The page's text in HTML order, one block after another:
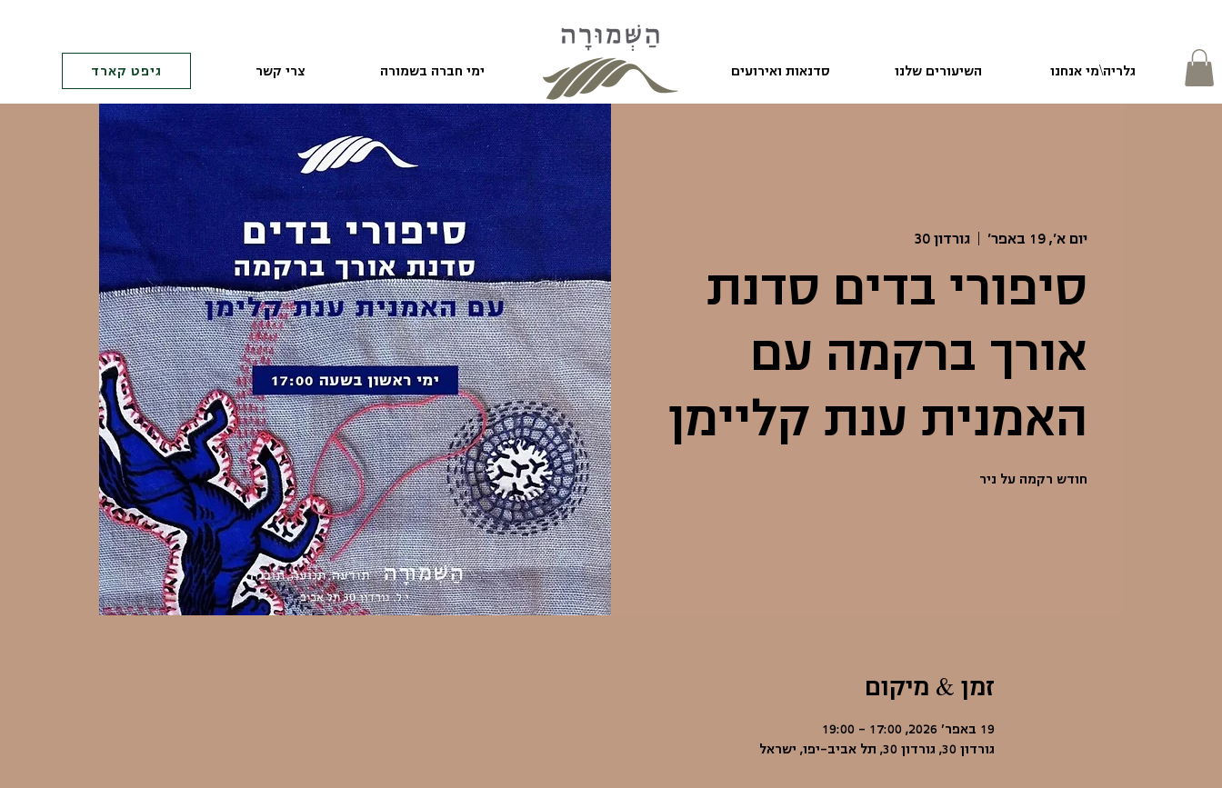
גיפט קארד צרי קשר ימי חברה בשמורה סדנאות ואירועים השיעורים שלנו גלריה\מי אנחנו
יום א׳, 19 באפר׳
  |
גורדון 30
סיפורי בדים סדנת
אורך ברקמה עם
האמנית ענת קליימן
חודש רקמה על ניר
זמן & מיקום
19 באפר׳ 2026, 17:00 – 19:00
גורדון 30, גורדון 30, תל אביב-יפו, ישראל